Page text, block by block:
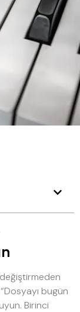
bugün
Birinci